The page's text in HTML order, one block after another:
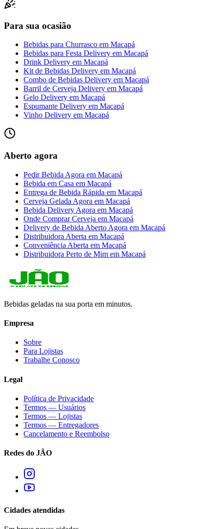
Para sua ocasião
Bebidas para Churrasco em Macapá
Bebidas para Festa Delivery em Macapá
Drink Delivery em Macapá
Kit de Bebidas Delivery em Macapá
Combo de Bebidas Delivery em Macapá
Barril de Cerveja Delivery em Macapá
Gelo Delivery em Macapá
Espumante Delivery em Macapá
Vinho Delivery em Macapá
Aberto agora
Pedir Bebida Agora em Macapá
Bebida em Casa em Macapá
Entrega de Bebida Rápida em Macapá
Cerveja Gelada Agora em Macapá
Bebida Delivery Agora em Macapá
Onde Comprar Cerveja em Macapá
Delivery de Bebida Aberto Agora em Macapá
Distribuidora Aberta em Macapá
Conveniência Aberta em Macapá
Distribuidora Perto de Mim em Macapá
Bebidas geladas na sua porta em minutos.
Empresa
Sobre
Para Lojistas
Trabalhe Conosco
Legal
Política de Privacidade
Termos — Usuários
Termos — Lojistas
Termos — Entregadores
Cancelamento e Reembolso
Redes do JÃO
Cidades atendidas